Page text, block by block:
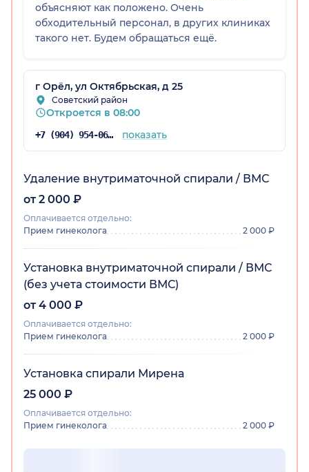
объясняют как положено. Очень
обходительный персонал, в других клиниках
такого нет. Будем обращаться ещё.
г Орёл, ул Октябрьская, д 25
Советский район
Откроется в 08:00
+7 (904) 954-06-83 показать
Удаление внутриматочной спирали / ВМС
от 2 000 ₽
Оплачивается отдельно:
Прием гинеколога
2 000 ₽
Установка внутриматочной спирали / ВМС
(без учета стоимости ВМС)
от 4 000 ₽
Оплачивается отдельно:
Прием гинеколога
2 000 ₽
Установка спирали Мирена
25 000 ₽
Оплачивается отдельно:
Прием гинеколога
2 000 ₽